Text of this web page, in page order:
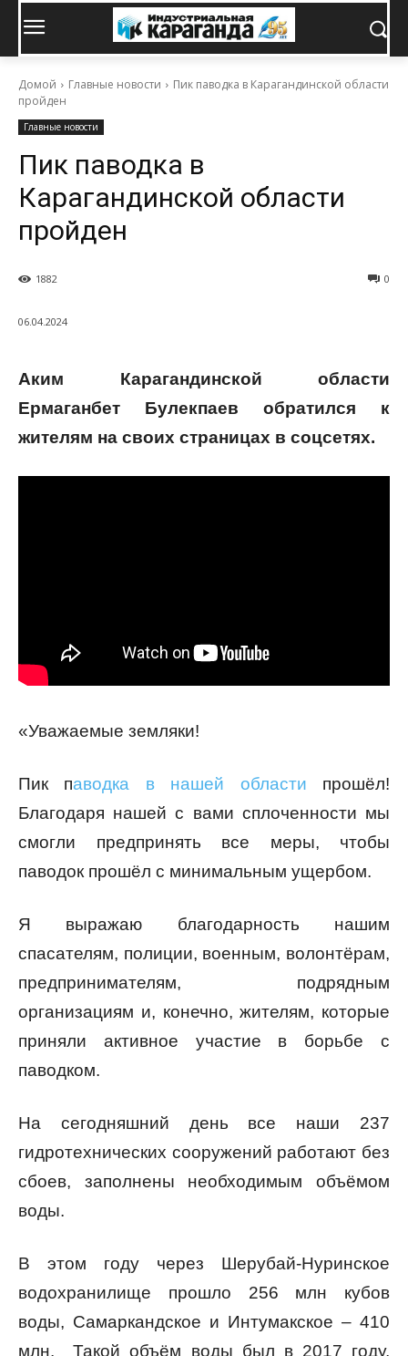
Домой Главные новости
Пик паводка в Карагандинской области
пройден
Главные новости
Пик паводка в
Карагандинской области
пройден
0
1882
06.04.2024
Аким Карагандинской области
Ермаганбет Булекпаев обратился к
жителям на своих страницах в соцсетях.
«Уважаемые земляки!
Пик паводка в нашей области прошёл!
Благодаря нашей с вами сплоченности мы
смогли предпринять все меры, чтобы
паводок прошёл с минимальным ущербом.
Я выражаю благодарность нашим
спасателям, полиции, военным, волонтёрам,
предпринимателям, подрядным
организациям и, конечно, жителям, которые
приняли активное участие в борьбе с
паводком.
На сегодняшний день все наши 237
гидротехнических сооружений работают без
сбоев, заполнены необходимым объёмом
воды.
В этом году через Шерубай-Нуринское
водохранилище прошло 256 млн кубов
воды, Самаркандское и Интумакское – 410
млн. Такой объём воды был в 2017 году,